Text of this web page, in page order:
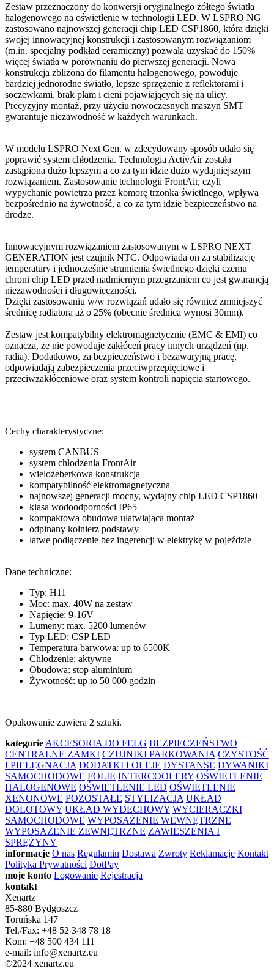
Zestaw przeznaczony do konwersji oryginalnego żółtego światła
halogenowego na oświetlenie w technologii LED. W LSPRO NG
zastosowano najnowszej generacji chip LED CSP1860, która dzięki
swojej innowacyjnej konstrukcji i zastosowanym rozwiązaniom
(m.in. specjalny podkład ceramiczny) pozwala uzyskać do 150%
więcej światła w porównaniu do pierwszej generacji. Nowa
konstrukcja zbliżona do filamentu halogenowego, powoduje
bardziej jednorodne światło, lepsze sprzężenie z reflektorami i
soczewkami, brak plam i cieni pojawiających się na ulicy.
Precyzyjny montaż, przy użyciu nowoczesnych maszyn SMT
gwarantuje niezawodność w każdych warunkach.
W modelu LSPRO Next Gen. w zdecydowany sposób udało się
poprawić system chłodzenia. Technologia ActivAir została
zastąpiona dużo lepszym a co za tym idzie dużo wydajniejszym
rozwiązaniem. Zastosowanie technologii FrontAir, czyli
wypychanie powietrza przez komorę trzonka świetlnego, wpływa
bezpośrednio na żywotność, a co za tym idzie bezpieczeństwo na
drodze.
Innowacyjnym rozwiązaniem zastosowanym w LSPRO NEXT
GENERATION jest czujnik NTC. Odpowiada on za stabilizację
temperatury i jednocześnie strumienia świetlnego dzięki czemu
chroni chip LED przed nadmiernym przegrzaniem co jest gwarancją
niezawodności i długowieczności.
Dzięki zastosowaniu w/w rozwiązań udało się również zmniejszyć
średnicę radiatora aż o 25% (obecnie średnica wynosi 30mm).
Zestaw jest kompatybilny elektromagnetycznie (EMC & EMI) co
oznacza, że nie powoduje zakłóceń pracy innych urządzeń (np.
radia). Dodatkowo, za bezpieczeństwo i bezawaryjną pracę,
odpowiadają zabezpieczenia przeciwprzepięciowe i
przeciwzakłóceniowe oraz system kontroli napięcia startowego.
Cechy charakterystyczne:
system CANBUS
system chłodzenia FrontAir
wielożeberkowa konstrukcja
kompatybilność elektromagnetyczna
najnowszej generacji mocny, wydajny chip LED CSP1860
klasa wodoodporności IP65
kompaktowa obudowa ułatwiająca montaż
odpinany kołnierz podstawy
łatwe podłączenie bez ingerencji w elektrykę w pojeździe
Dane techniczne:
Typ: H11
Moc: max. 40W na zestaw
Napięcie: 9-16V
Lumeny: max. 5200 lumenów
Typ LED: CSP LED
Temperatura barwowa: up to 6500K
Chłodzenie: aktywne
Obudowa: stop aluminium
Żywotność: up to 50 000 godzin
Opakowanie zawiera 2 sztuki.
kategorie AKCESORIA DO FELG BEZPIECZEŃSTWO
CENTRALNE ZAMKI CZUJNIKI PARKOWANIA CZYSTOŚĆ
I PIELĘGNACJA DODATKI I OLEJE DYSTANSE DYWANIKI
SAMOCHODOWE FOLIE INTERCOOLERY OŚWIETLENIE
HALOGENOWE OŚWIETLENIE LED OŚWIETLENIE
XENONOWE POZOSTAŁE STYLIZACJA UKŁAD
DOLOTOWY UKŁAD WYDECHOWY WYCIERACZKI
SAMOCHODOWE WYPOSAŻENIE WEWNĘTRZNE
WYPOSAŻENIE ZEWNĘTRZNE ZAWIESZENIA I
SPRĘŻYNY
informacje O nas Regulamin Dostawa Zwroty Reklamacje Kontakt
Polityka Prywatności DotPay
moje konto Logowanie Rejestracja
kontakt
Xenartz
85-880 Bydgoszcz
Toruńska 147
Tel./Fax: +48 52 348 78 18
Kom: +48 500 434 111
e-mail: info@xenartz.eu
©2024 xenartz.eu